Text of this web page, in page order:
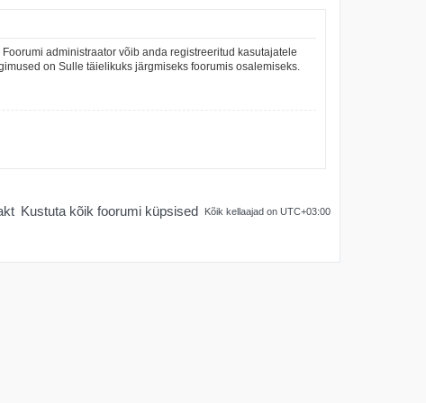
administraator võib anda registreeritud kasutajatele
on Sulle täielikuks järgmiseks foorumis osalemiseks.
Kõik kellaajad on UTC+03:00
Kustuta kõik foorumi küpsised